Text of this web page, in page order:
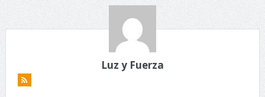
Luz y Fuerza